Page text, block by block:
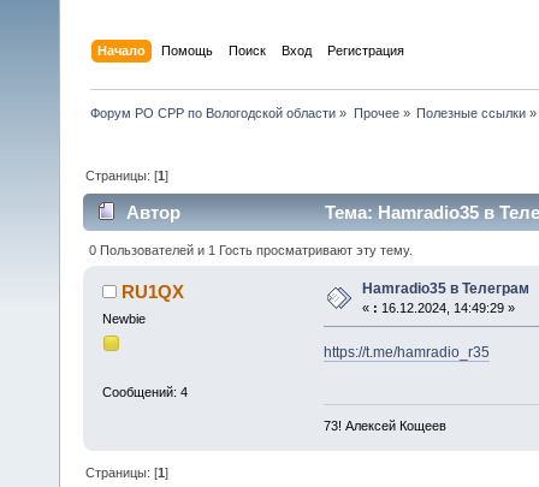
Начало Помощь Поиск Вход Регистрация
Форум РО СРР по Вологодской области » Прочее» Полезные ссылки»
Страницы: [1]
Автор Тема: Hamradio35 в
0 Пользователей и 1 Гость просматривают эту тему.
RU1QX
Newbie
Сообщений: 4
Hamradio35 в Телеграм
« : 16.12.2024, 14:49:29 »
https://t.me/hamradio_r35
73! Алексей Кощеев
Страницы: [1]